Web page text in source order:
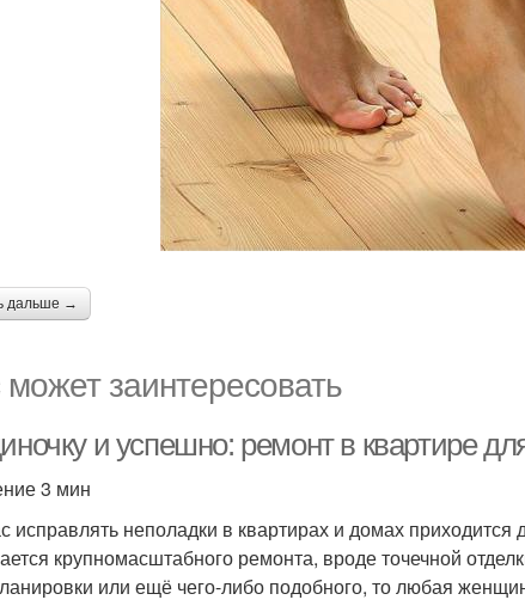
дальше →
заинтересовать
и успешно: ремонт в квартире
3 мин
исправлять неполадки в квартирах и домах
крупномасштабного ремонта, вроде точечной
или ещё чего-либо подобного, то любая